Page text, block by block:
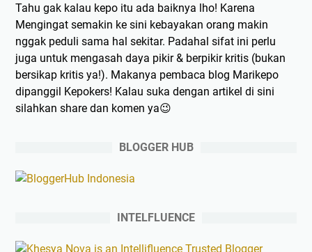
Tahu gak kalau kepo itu ada baiknya lho! Karena
Mengingat semakin ke sini kebayakan orang makin
nggak peduli sama hal sekitar. Padahal sifat ini perlu
juga untuk mengasah daya pikir & berpikir kritis (bukan
bersikap kritis ya!). Makanya pembaca blog Marikepo
dipanggil Kepokers! Kalau suka dengan artikel di sini
silahkan share dan komen ya😉
BLOGGER HUB
INTELFLUENCE